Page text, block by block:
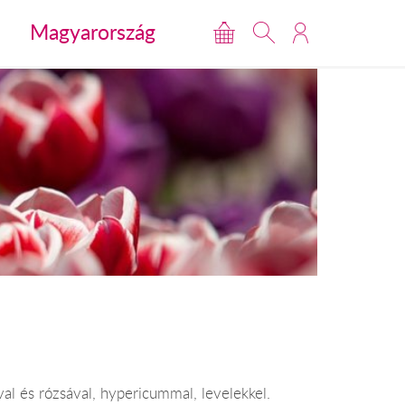
Magyarország
és rózsával, hypericummal, levelekkel.